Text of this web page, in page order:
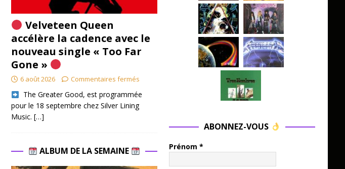
Velveteen Queen
accélère la cadence avec le
nouveau single « Too Far
Gone »
6 août 2026 Commentaires fermés
​ The Greater Good, est programmée
pour le 18 septembre chez Silver Lining
Music. […]
ALBUM DE LA SEMAINE
ABONNEZ-VOUS
Prénom *